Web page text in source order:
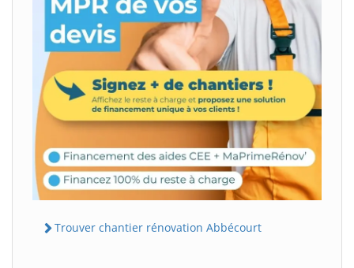
Trouver chantier rénovation Abbécourt